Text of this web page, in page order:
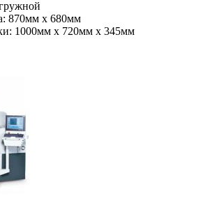
870мм x 680мм
1000мм x 720мм x 345мм